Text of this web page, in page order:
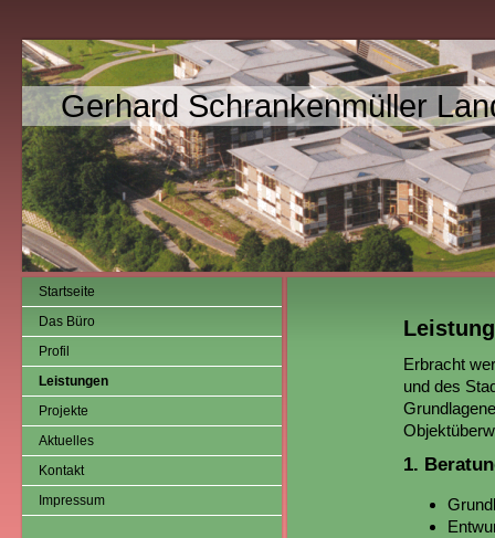
Gerhard Schrankenmüller
Startseite
Das Büro
Profil
Leistungen
Projekte
Aktuelles
Kontakt
Impressum
Erbracht
und des
1.